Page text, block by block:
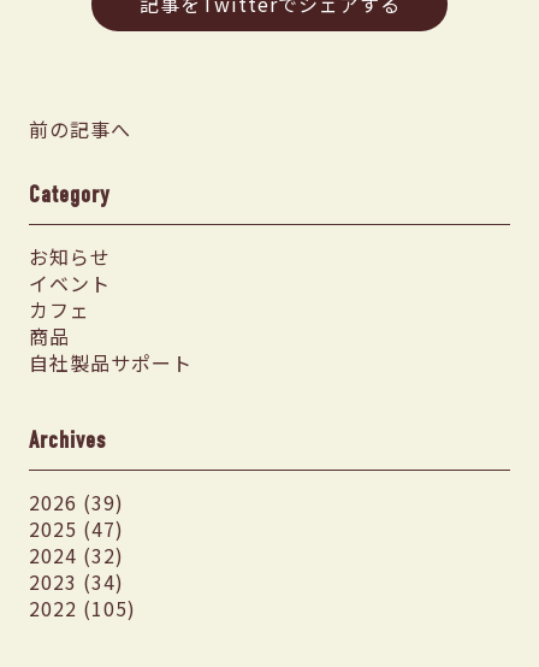
前の記事へ
Category
お知らせ
イベント
カフェ
商品
自社製品サポート
Archives
2026 (39)
2025 (47)
2024 (32)
2023 (34)
2022 (105)